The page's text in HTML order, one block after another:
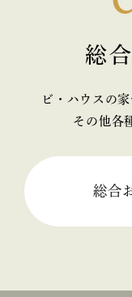
2025年02月 (2)
2025年01月 (1)
2024年11月 (1)
2024年10月 (1)
総
ビ・ハウスの
その他各
総合